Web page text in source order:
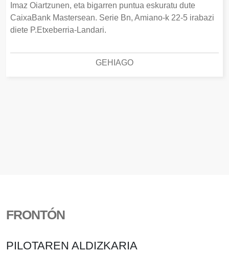
Imaz Oiartzunen, eta bigarren puntua eskuratu dute
CaixaBank Mastersean. Serie Bn, Amiano-k 22-5 irabazi
diete P.Etxeberria-Landari.
GEHIAGO
FRONTÓN
PILOTAREN ALDIZKARIA